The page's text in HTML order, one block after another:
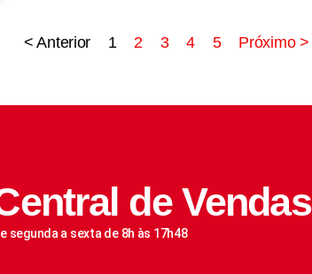
< Anterior 1 2 3 4 5 Próximo >
de Vendas
segunda a sexta de 8h às 17h48